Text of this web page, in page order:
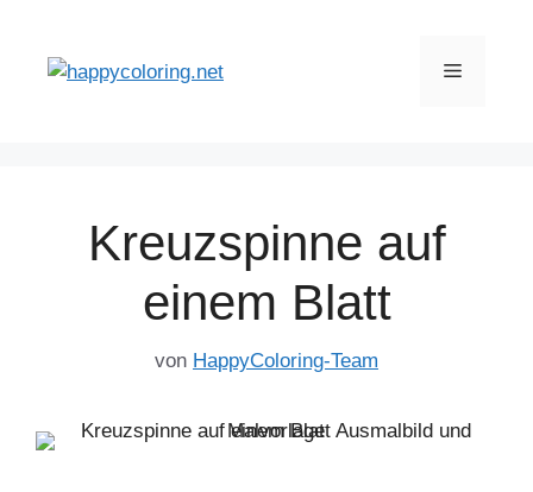
springen
Menü
Kreuzspinne auf
einem Blatt
von HappyColoring-Team